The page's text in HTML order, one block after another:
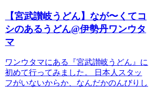
【宮武讃岐うどん】なが〜くてコ
シのあるうどん@伊勢丹ワンウタ
マ
ワンウタマにある『宮武讃岐うどん』に
初めて行ってみました。 日本人スタッ
フがいないからか、なんだかのんびりし